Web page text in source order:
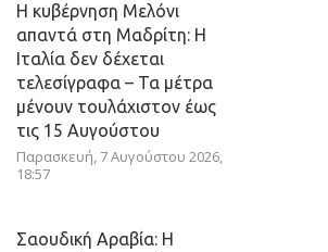
Η κυβέρνηση Μελόνι
απαντά στη Μαδρίτη: Η
Ιταλία δεν δέχεται
τελεσίγραφα – Τα μέτρα
μένουν τουλάχιστον έως
τις 15 Αυγούστου
Παρασκευή, 7 Αυγούστου 2026,
18:57
Σαουδική Αραβία: Η